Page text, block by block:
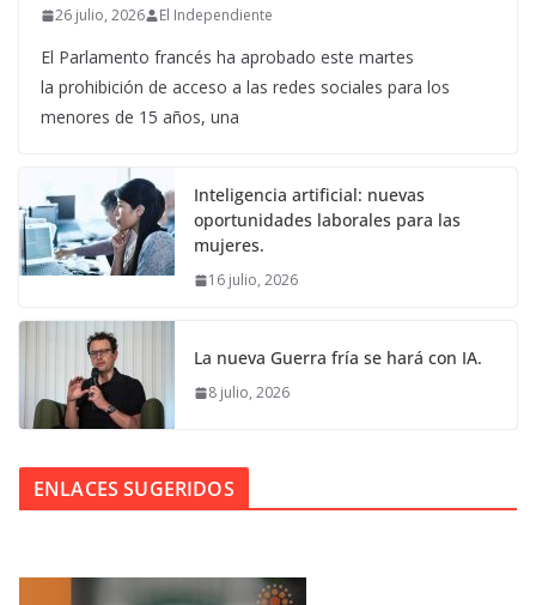
26 julio, 2026 El Independiente
El Parlamento francés ha aprobado este martes
la prohibición de acceso a las redes sociales para los
menores de 15 años, una
Inteligencia artificial: nuevas
oportunidades laborales para las
mujeres.
16 julio, 2026
La nueva Guerra fría se hará con IA.
8 julio, 2026
ENLACES SUGERIDOS